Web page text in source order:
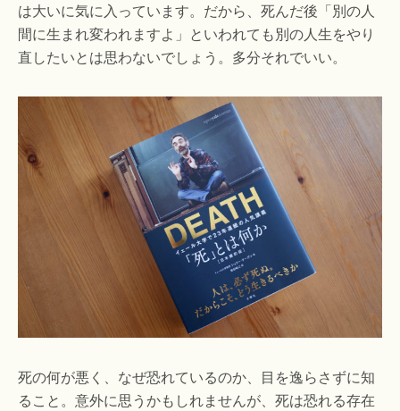
は大いに気に入っています。だから、死んだ後「別の人
間に生まれ変われますよ」といわれても別の人生をやり
直したいとは思わないでしょう。多分それでいい。
死の何が悪く、なぜ恐れているのか、目を逸らさずに知
ること。意外に思うかもしれませんが、死は恐れる存在